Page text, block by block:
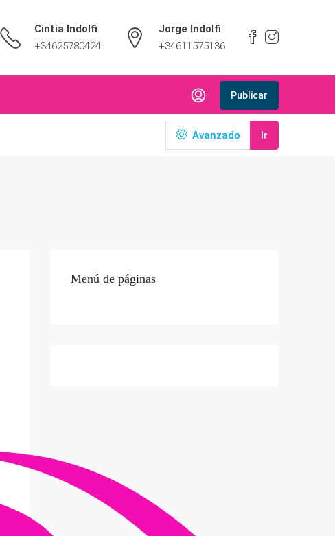
Cintia Indolfi
+34625780424
Jorge Indolfi
+34611575136
Publicar
Avanzado Ir
Menú de páginas